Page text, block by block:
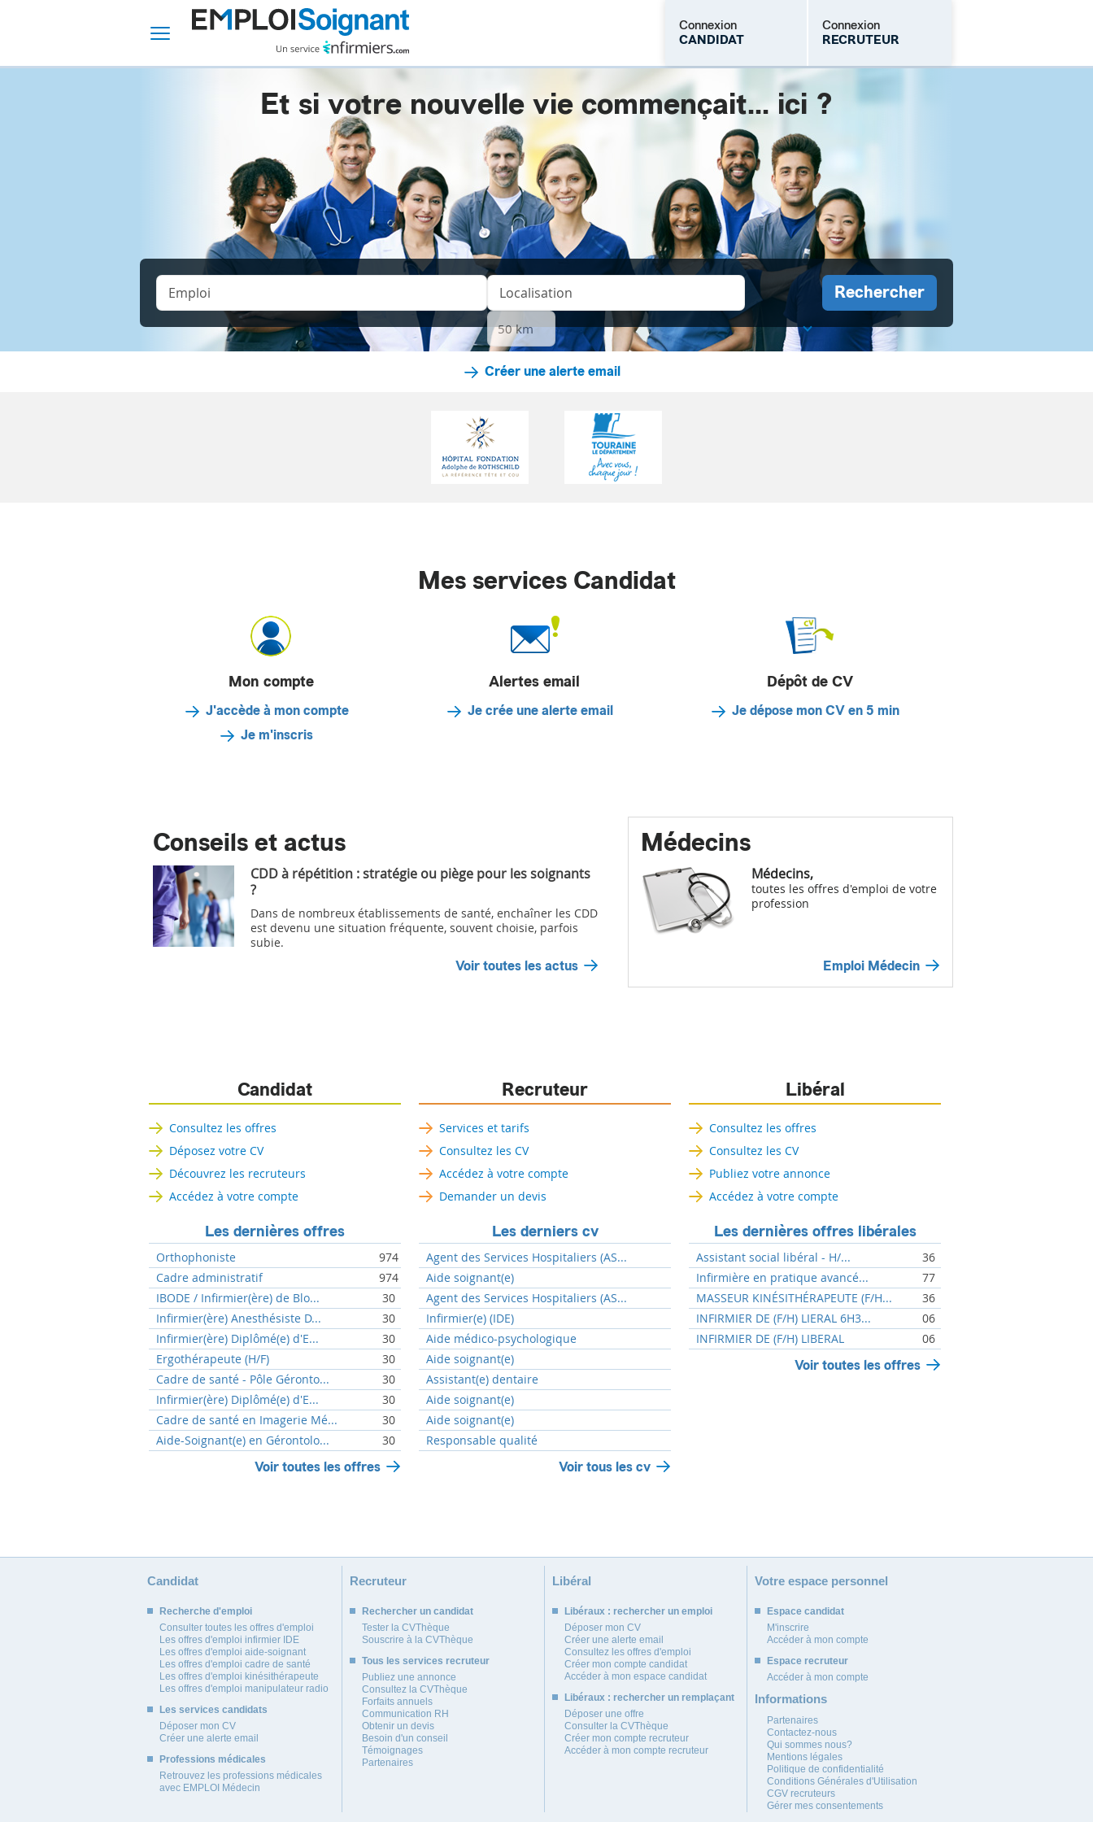
Connexion
CANDIDAT
Connexion
RECRUTEUR
M'inscrire Mot de passe oublié
Et si votre nouvelle vie commençait... ici ?
Créer une alerte email
Mes services Candidat
Mon compte
J'accède à mon compte
Je m'inscris
Alertes email
Je crée une alerte email
Dépôt de CV
Je dépose mon CV en 5 min
Conseils et actus
CDD à répétition : stratégie ou piège pour les soignants
?
Dans de nombreux établissements de santé, enchaîner les CDD
est devenu une situation fréquente, souvent choisie, parfois
subie.
Voir toutes les actus
Médecins
Médecins,
toutes les offres d'emploi de votre
profession
Emploi Médecin
Candidat
Consultez les offres
Déposez votre CV
Découvrez les recruteurs
Accédez à votre compte
Les dernières offres
Orthophoniste
974
Cadre administratif
974
IBODE / Infirmier(ère) de Blo...
30
Infirmier(ère) Anesthésiste D...
30
Infirmier(ère) Diplômé(e) d'E...
30
Ergothérapeute (H/F)
30
Cadre de santé - Pôle Géronto...
30
Infirmier(ère) Diplômé(e) d'E...
30
Cadre de santé en Imagerie Mé...
30
Aide-Soignant(e) en Gérontolo...
30
Voir toutes les offres
Recruteur
Services et tarifs
Consultez les CV
Accédez à votre compte
Demander un devis
Les derniers cv
Agent des Services Hospitaliers (AS...
Aide soignant(e)
Agent des Services Hospitaliers (AS...
Infirmier(e) (IDE)
Aide médico-psychologique
Aide soignant(e)
Assistant(e) dentaire
Aide soignant(e)
Aide soignant(e)
Responsable qualité
Voir tous les cv
Libéral
Consultez les offres
Consultez les CV
Publiez votre annonce
Accédez à votre compte
Les dernières offres libérales
Assistant social libéral - H/...
36
Infirmière en pratique avancé...
77
MASSEUR KINÉSITHÉRAPEUTE (F/H...
36
INFIRMIER DE (F/H) LIERAL 6H3...
06
INFIRMIER DE (F/H) LIBERAL
06
Voir toutes les offres
Candidat
Recherche d'emploi
Consulter toutes les offres d'emploi
Les offres d'emploi infirmier IDE
Les offres d'emploi aide-soignant
Les offres d'emploi cadre de santé
Les offres d'emploi kinésithérapeute
Les offres d'emploi manipulateur radio
Les services candidats
Déposer mon CV
Créer une alerte email
Professions médicales
Retrouvez les professions médicales
avec EMPLOI Médecin
Recruteur
Rechercher un candidat
Tester la CVThèque
Souscrire à la CVThèque
Tous les services recruteur
Publiez une annonce
Consultez la CVThèque
Forfaits annuels
Communication RH
Obtenir un devis
Besoin d'un conseil
Témoignages
Partenaires
Libéral
Libéraux : rechercher un emploi
Déposer mon CV
Créer une alerte email
Consultez les offres d'emploi
Créer mon compte candidat
Accéder à mon espace candidat
Libéraux : rechercher un remplaçant
Déposer une offre
Consulter la CVThèque
Créer mon compte recruteur
Accéder à mon compte recruteur
Votre espace personnel
Espace candidat
M'inscrire
Accéder à mon compte
Espace recruteur
Accéder à mon compte
Informations
Partenaires
Contactez-nous
Qui sommes nous?
Mentions légales
Politique de confidentialité
Conditions Générales d'Utilisation
CGV recruteurs
Gérer mes consentements